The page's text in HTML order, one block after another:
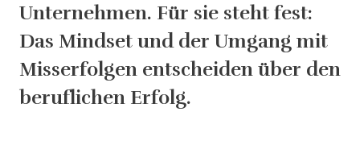
Unternehmen. Für sie steht fest:
Das Mindset und der Umgang mit
Misserfolgen entscheiden über den
beruflichen Erfolg.